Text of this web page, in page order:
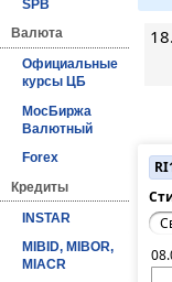
SPB
Валюта
Официальные
курсы ЦБ
МосБиржа
Валютный
Forex
Кредиты
INSTAR
MIBID, MIBOR,
MIACR